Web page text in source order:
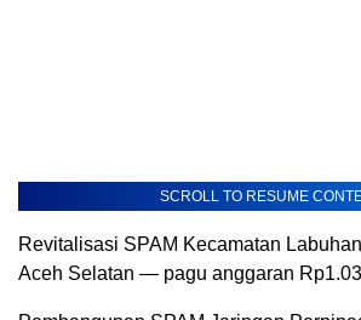
SCROLL TO RESUME
Revitalisasi SPAM Kecamatan
Aceh Selatan — pagu anggaran